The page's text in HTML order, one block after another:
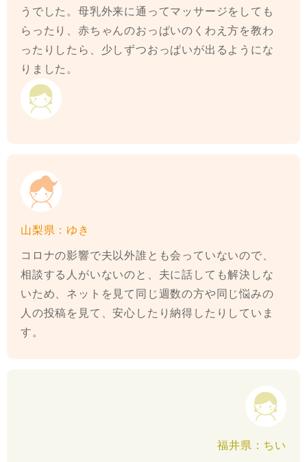
うでした。母乳外来に通ってマッサージをしても
らったり、赤ちゃんのおっぱいのくわえ方を教わ
ったりしたら、少しずつおっぱいが出るようにな
りました。
山梨県：ゆき
コロナの影響で夫以外誰とも会っていないので、
相談する人がいないのと、夫に話しても解決しな
いため、ネットを見て同じ週数の方や同じ悩みの
人の投稿を見て、安心したり納得したりしていま
す。
福井県：ちい